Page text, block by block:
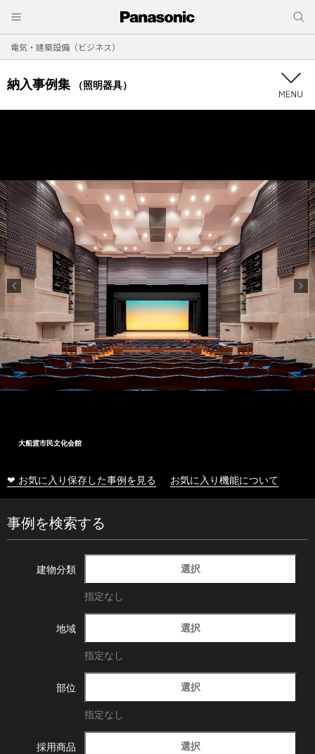
電気・建築設備（ビジネス）
納入事例集 （照明器具）
大船渡市民文化会館
❤ お気に入り保存した事例を見る お気に入り機能について
事例を検索する
建物分類 選択
指定なし
地域 選択
指定なし
部位 選択
指定なし
採用商品 選択